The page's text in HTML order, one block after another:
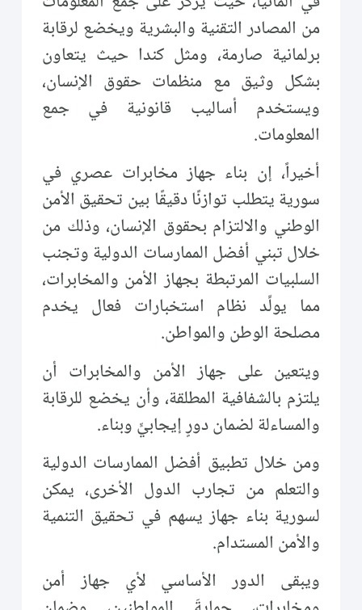
من المصادر التقنية والبشرية ويخضع لرقابة
برلمانية صارمة، ومثل كندا حيث يتعاون
بشكل وثيق مع منظمات حقوق الإنسان،
ويستخدم أساليب قانونية في جمع
المعلومات.
أخيراً، إن بناء جهاز مخابرات عصري في
سورية يتطلب توازنًا دقيقًا بين تحقيق الأمن
الوطني والالتزام بحقوق الإنسان، وذلك من
خلال تبني أفضل الممارسات الدولية وتجنب
السلبيات المرتبطة بجهاز الأمن والمخابرات،
مما يولِّد نظام استخبارات فعال يخدم
مصلحة الوطن والمواطن.
ويتعين على جهاز الأمن والمخابرات أن
يلتزم بالشفافية المطلقة، وأن يخضع للرقابة
والمساءلة لضمان دورٍ إيجابيٍّ وبناء.
ومن خلال تطبيق أفضل الممارسات الدولية
والتعلم من تجارب الدول الأخرى، يمكن
لسورية بناء جهاز يسهم في تحقيق التنمية
والأمن المستدام.
ويبقى الدور الأساسي لأي جهاز أمن